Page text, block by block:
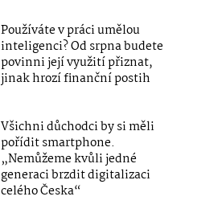
Používáte v práci umělou
inteligenci? Od srpna budete
povinni její využití přiznat,
jinak hrozí finanční postih
Všichni důchodci by si měli
pořídit smartphone.
„Nemůžeme kvůli jedné
generaci brzdit digitalizaci
celého Česka“